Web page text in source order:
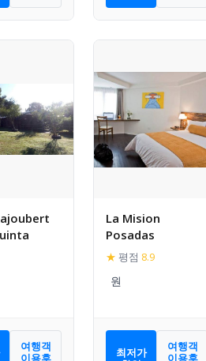
여행객
이용후
La Mision
Posadas
★ 평점 8.9
최저가
여행객
이용후